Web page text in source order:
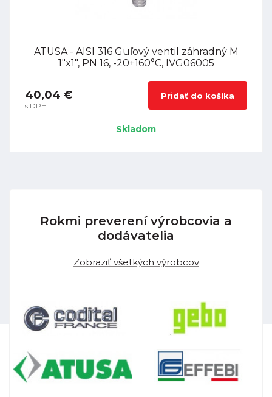
ATUSA - AISI 316 Guľový ventil záhradný M
1"x1", PN 16, -20+160°C, IVG06005
40,04 €
s DPH
Pridať do košíka
Skladom
Rokmi preverení výrobcovia a
dodávatelia
Zobraziť všetkých výrobcov